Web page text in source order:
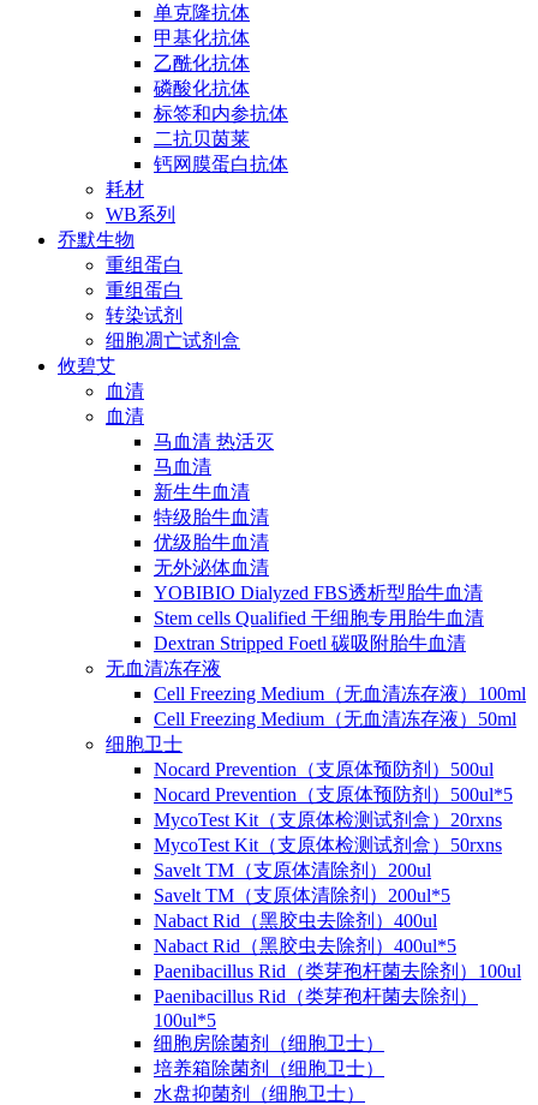
单克隆抗体
甲基化抗体
乙酰化抗体
磷酸化抗体
标签和内参抗体
二抗贝茵莱
钙网膜蛋白抗体
耗材
WB系列
乔默生物
重组蛋白
重组蛋白
转染试剂
细胞凋亡试剂盒
攸碧艾
血清
血清
马血清 热活灭
马血清
新生牛血清
特级胎牛血清
优级胎牛血清
无外泌体血清
YOBIBIO Dialyzed FBS透析型胎牛血清
Stem cells Qualified 干细胞专用胎牛血清
Dextran Stripped Foetl 碳吸附胎牛血清
无血清冻存液
Cell Freezing Medium（无血清冻存液）100ml
Cell Freezing Medium（无血清冻存液）50ml
细胞卫士
Nocard Prevention（支原体预防剂）500ul
Nocard Prevention（支原体预防剂）500ul*5
MycoTest Kit（支原体检测试剂盒）20rxns
MycoTest Kit（支原体检测试剂盒）50rxns
Savelt TM（支原体清除剂）200ul
Savelt TM（支原体清除剂）200ul*5
Nabact Rid（黑胶虫去除剂）400ul
Nabact Rid（黑胶虫去除剂）400ul*5
Paenibacillus Rid（类芽孢杆菌去除剂）100ul
Paenibacillus Rid（类芽孢杆菌去除剂）
100ul*5
细胞房除菌剂（细胞卫士）
培养箱除菌剂（细胞卫士）
水盘抑菌剂（细胞卫士）